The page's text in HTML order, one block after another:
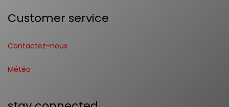
Customer service
Contactez-nous
Météo